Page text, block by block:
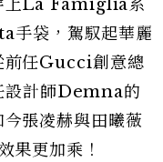
上La Famiglia系
袋，駕馭起華麗
前任Gucci創意總
計師Demna的
張凌赫與田曦薇
果更加乘！